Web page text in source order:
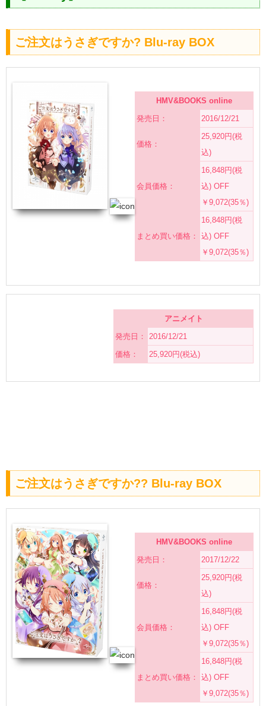
ご注文はうさぎですか? Blu-ray BOX
HMV&BOOKS online
発売日：
2016/12/21
価格：
25,920円(税
込)
会員価格：
16,848円(税
込) OFF
￥9,072(35％)
まとめ買い価格：
16,848円(税
込) OFF
￥9,072(35％)
アニメイト
発売日：
2016/12/21
価格：
25,920円(税込)
ご注文はうさぎですか?? Blu-ray BOX
HMV&BOOKS online
発売日：
2017/12/22
価格：
25,920円(税
込)
会員価格：
16,848円(税
込) OFF
￥9,072(35％)
まとめ買い価格：
16,848円(税
込) OFF
￥9,072(35％)